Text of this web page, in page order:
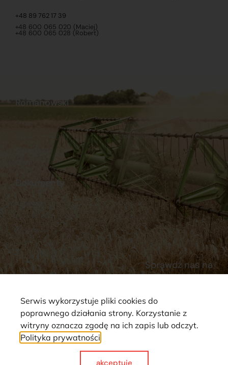
+48 89 762 17 39
+48 600 065 020 (Maciej)
+48 600 065 028 (Robert)
Dokumenty
Regulamin
Polityka prywatności
Reklamacje i zwroty
Dostawy
Płatności
Romanowski
Sklep internetowy
Praca
Ubezpieczenia
Sprawdź nas na
Strona wykorzystuje pliki cookie. Wszystkie prawa zastrzeżone ©
Serwis wykorzystuje pliki cookies do
poprawnego działania strony. Korzystanie z
witryny oznacza zgodę na ich zapis lub odczyt.
Polityka prywatności
akceptuje